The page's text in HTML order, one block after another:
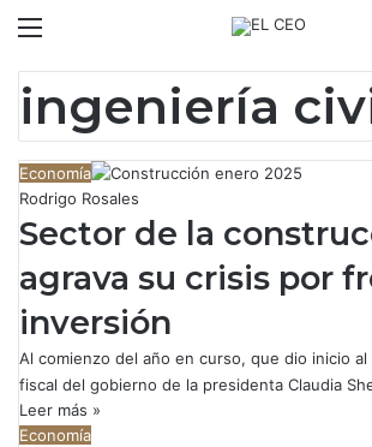
ingeniería
Economía
Rodrigo Rosales
Sector de la
agrava su crisis por
inversión
Al comienzo del año en curso, que dio inicio
fiscal del gobierno de la presidenta Claudia
Leer más »
Economía